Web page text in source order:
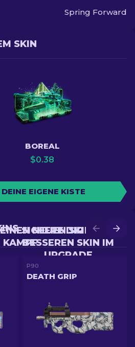
Spring Forward
SKIN
BOREAL
$0.38
EIGENE KISTE
SICHERE DIR EINEN
BESSEREN SKIN IM
UPGRADE
NEUEN SKIN IM
KAMPF
P90
DEATH GRIP